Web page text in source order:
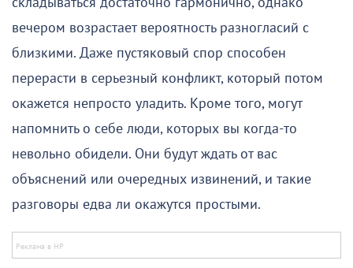
вечером возрастает вероятность разногласий с
близкими. Даже пустяковый спор способен
перерасти в серьезный конфликт, который потом
окажется непросто уладить. Кроме того, могут
напомнить о себе люди, которых вы когда-то
невольно обидели. Они будут ждать от вас
объяснений или очередных извинений, и такие
разговоры едва ли окажутся простыми.